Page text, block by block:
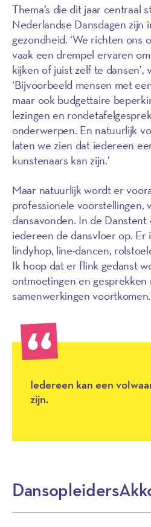
Thema’s die dit jaar centraal
Nederlandse Dansdagen zijn
gezondheid. ‘We richten ons
vaak een drempel ervaren
kijken of juist zelf te dansen’,
‘Bijvoorbeeld mensen met
maar ook budgettaire
lezingen en
onderwerpen. En natuurlijk
laten we zien dat iedereen
kunstenaars kan zijn.’
Maar natuurlijk wordt er
professionele voorstellingen,
dansavonden. In de
iedereen de dansvloer op. Er
lindyhop, line-dancen,
Ik hoop dat er flink gedanst
ontmoetingen en gesprekken
samenwerkingen
Iedereen kan een
zijn.